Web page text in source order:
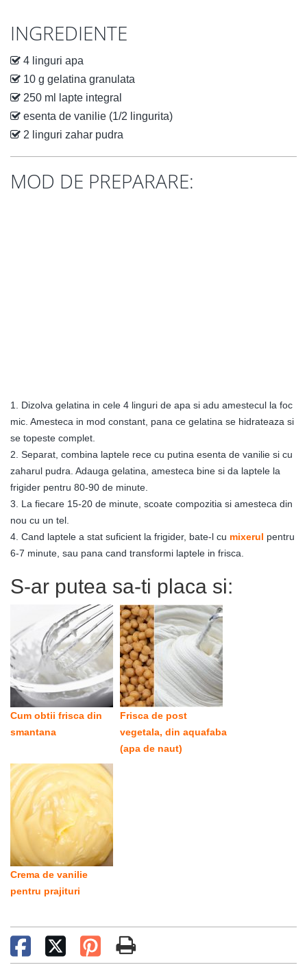
INGREDIENTE
4 linguri apa
10 g gelatina granulata
250 ml lapte integral
esenta de vanilie (1/2 lingurita)
2 linguri zahar pudra
MOD DE PREPARARE:
1. Dizolva gelatina in cele 4 linguri de apa si adu amestecul la foc
mic. Amesteca in mod constant, pana ce gelatina se hidrateaza si
se topeste complet.
2. Separat, combina laptele rece cu putina esenta de vanilie si cu
zaharul pudra. Adauga gelatina, amesteca bine si da laptele la
frigider pentru 80-90 de minute.
3. La fiecare 15-20 de minute, scoate compozitia si amesteca din
nou cu un tel.
4. Cand laptele a stat suficient la frigider, bate-l cu mixerul pentru
6-7 minute, sau pana cand transformi laptele in frisca.
S-ar putea sa-ti placa si:
Cum obtii frisca din
smantana
Frisca de post
vegetala, din aquafaba
(apa de naut)
Crema de vanilie
pentru prajituri